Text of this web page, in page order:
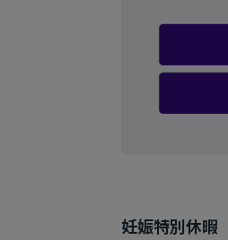
妊娠特別休暇